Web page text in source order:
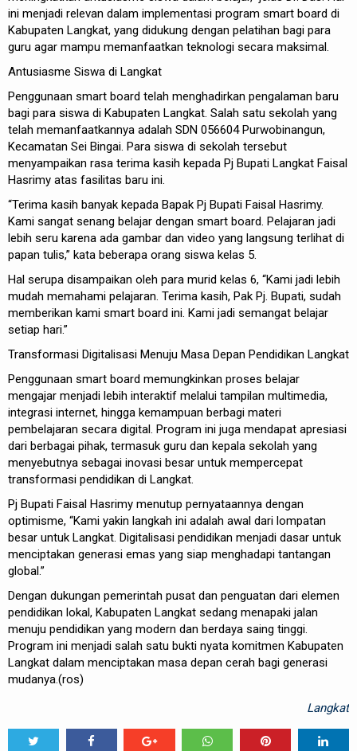
ini menjadi relevan dalam implementasi program smart board di
Kabupaten Langkat, yang didukung dengan pelatihan bagi para
guru agar mampu memanfaatkan teknologi secara maksimal.
Antusiasme Siswa di Langkat
Penggunaan smart board telah menghadirkan pengalaman baru
bagi para siswa di Kabupaten Langkat. Salah satu sekolah yang
telah memanfaatkannya adalah SDN 056604 Purwobinangun,
Kecamatan Sei Bingai. Para siswa di sekolah tersebut
menyampaikan rasa terima kasih kepada Pj Bupati Langkat Faisal
Hasrimy atas fasilitas baru ini.
“Terima kasih banyak kepada Bapak Pj Bupati Faisal Hasrimy.
Kami sangat senang belajar dengan smart board. Pelajaran jadi
lebih seru karena ada gambar dan video yang langsung terlihat di
papan tulis,” kata beberapa orang siswa kelas 5.
Hal serupa disampaikan oleh para murid kelas 6, “Kami jadi lebih
mudah memahami pelajaran. Terima kasih, Pak Pj. Bupati, sudah
memberikan kami smart board ini. Kami jadi semangat belajar
setiap hari.”
Transformasi Digitalisasi Menuju Masa Depan Pendidikan Langkat
Penggunaan smart board memungkinkan proses belajar
mengajar menjadi lebih interaktif melalui tampilan multimedia,
integrasi internet, hingga kemampuan berbagi materi
pembelajaran secara digital. Program ini juga mendapat apresiasi
dari berbagai pihak, termasuk guru dan kepala sekolah yang
menyebutnya sebagai inovasi besar untuk mempercepat
transformasi pendidikan di Langkat.
Pj Bupati Faisal Hasrimy menutup pernyataannya dengan
optimisme, “Kami yakin langkah ini adalah awal dari lompatan
besar untuk Langkat. Digitalisasi pendidikan menjadi dasar untuk
menciptakan generasi emas yang siap menghadapi tantangan
global.”
Dengan dukungan pemerintah pusat dan penguatan dari elemen
pendidikan lokal, Kabupaten Langkat sedang menapaki jalan
menuju pendidikan yang modern dan berdaya saing tinggi.
Program ini menjadi salah satu bukti nyata komitmen Kabupaten
Langkat dalam menciptakan masa depan cerah bagi generasi
mudanya.(ros)
Langkat